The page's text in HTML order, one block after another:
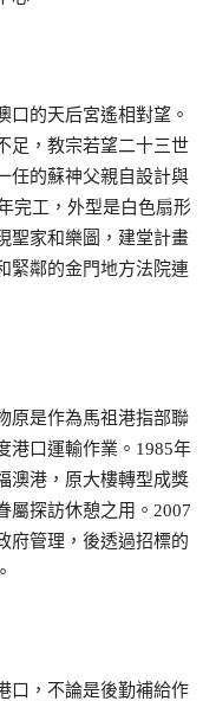
口的天后宮遙相對望。
足，教宗若望二十三世
任的蘇神父親自設計與
完工，外型是白色扇形
聖家和樂圖，建堂計畫
緊鄰的金門地方法院連
原是作為馬祖港指部聯
港口運輸作業。1985年
澳港，原大樓轉型成獎
屬探訪休憩之用。2007
府管理，後透過招標的
口，不論是後勤補給作